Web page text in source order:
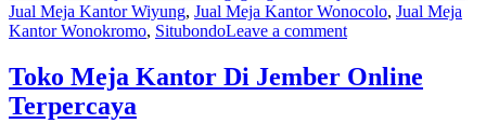
Jual Meja Kantor Wiyung, Jual Meja Kantor Wonocolo, Jual Meja
Kantor Wonokromo, SitubondoLeave a comment
Toko Meja Kantor Di Jember Online
Terpercaya